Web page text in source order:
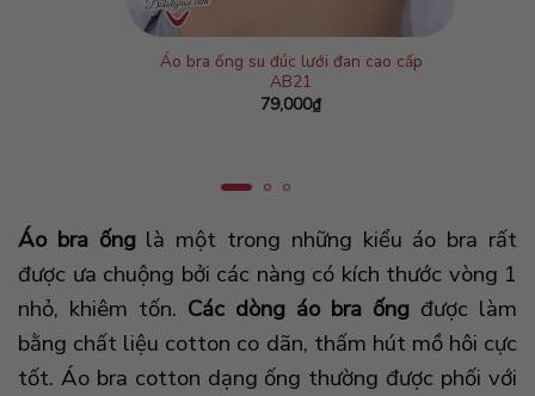
Áo bra ống su đúc lưới đan cao cấp
AB21
79,000₫
Áo bra ốnglà một trong những kiểu áo bra rất
được ưa chuộng bởi các nàng có kích thước vòng 1
nhỏ, khiêm tốn. Các dòng áo bra ống được làm
bằng chất liệu cotton co dãn, thấm hút mồ hôi cực
tốt. Áo bra cotton dạng ống thường được phối với